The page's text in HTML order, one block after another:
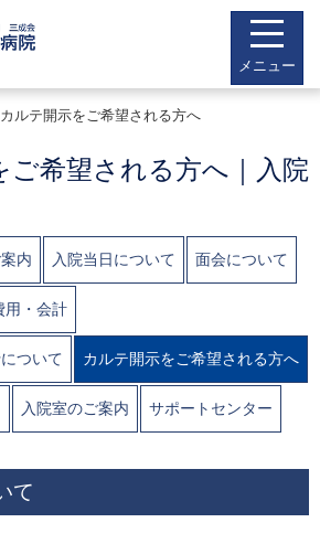
メニュー
カルテ開示をご希望される方へ
ご希望される方へ｜入院
内 入院当日について 面会について
用・会計
ついて カルテ開示をご希望される方へ
入院室のご案内 サポートセンター
て